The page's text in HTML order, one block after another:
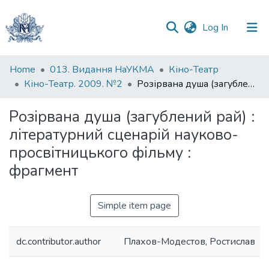
Log In (current)
Communities
&
All of DSpace
Statistics
Home 013. Видання НаУКМА
Кіно-Театр
Кіно-Театр. 2009. №2
Розірвана душа (загублений рай) : літературний сценарій науково-просвітницького фільму : фрагмент
Розірвана душа (загублений рай) :
літературний сценарій науково-
просвітницького фільму :
фрагмент
Simple item page
dc.contributor.author Плахов-Модестов, Ростислав